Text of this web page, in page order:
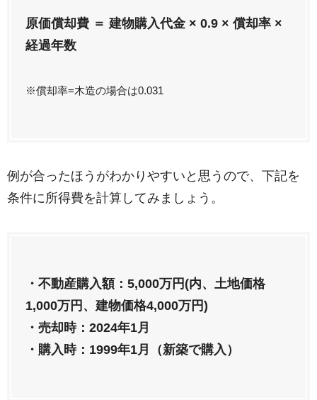
原価償却費 ＝ 建物購入代金 × 0.9 × 償却率 ×
経過年数
※償却率=木造の場合は0.031
例が合ったほうがわかりやすいと思うので、下記を
条件に所得費を計算してみましょう。
・不動産購入額：5,000万円(内、土地価格
1,000万円、建物価格4,000万円)
・売却時：2024年1月
・購入時：1999年1月（新築で購入）